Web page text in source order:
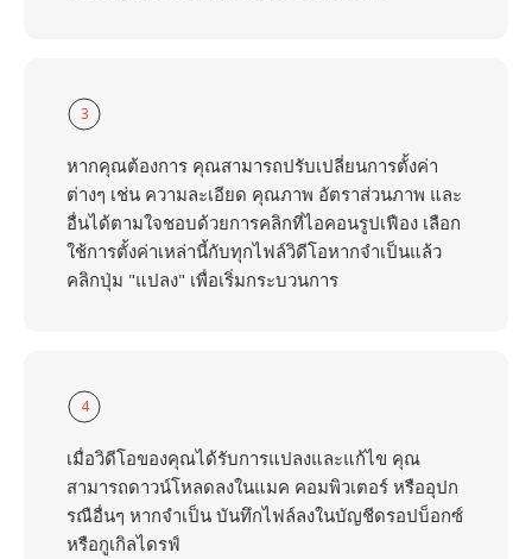
3
หากคุณต้องการ คุณสามารถปรับเปลี่ยนการตั้งค่า
ต่างๆ เช่น ความละเอียด คุณภาพ อัตราส่วนภาพ และ
อื่นได้ตามใจชอบด้วยการคลิกที่ไอคอนรูปเฟือง เลือก
ใช้การตั้งค่าเหล่านี้กับทุกไฟล์วิดีโอหากจำเป็นแล้ว
คลิกปุ่ม "แปลง" เพื่อเริ่มกระบวนการ
4
เมื่อวิดีโอของคุณได้รับการแปลงและแก้ไข คุณ
สามารถดาวน์โหลดลงในแมค คอมพิวเตอร์ หรืออุปก
รณือื่นๆ หากจำเป็น บันทึกไฟล์ลงในบัญชีดรอปบ็อกซ์
หรือกูเกิลไดรฟ์